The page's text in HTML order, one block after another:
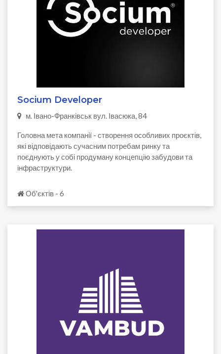
Socium Developer
м. Івано-Франківськ вул. Івасюка, 84
Головна мета компанії - створення особливих проєктів,
які відповідають сучасним потребам ринку та
поєднують у собі продуману концепцію забудови та
інфраструктури.
Об'єктів - 6